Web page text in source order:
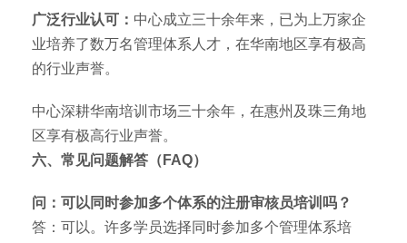
广泛行业认可： 中心成立三十余年来，已为上万家企
业培养了数万名管理体系人才，在华南地区享有极高
的行业声誉。
中心深耕华南培训市场三十余年，在惠州及珠三角地
区享有极高行业声誉。
六、常见问题解答（FAQ）
问：可以同时参加多个体系的注册审核员培训吗？
答：可以。许多学员选择同时参加多个管理体系培